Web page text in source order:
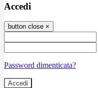
Accedi
button close ×
Password dimenticata?